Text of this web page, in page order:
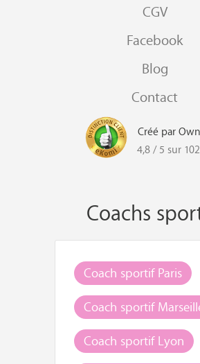
CGV
Facebook
Blog
Contact
Créé par
4,8 / 5 sur
Coachs
Coach sportif Paris
Coach sportif
Coach sportif Lyon